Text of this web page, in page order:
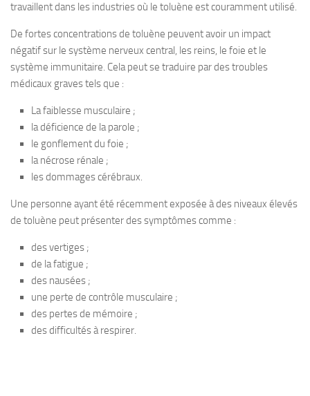
travaillent dans les industries où le toluène est couramment utilisé.
De fortes concentrations de toluène peuvent avoir un impact
négatif sur le système nerveux central, les reins, le foie et le
système immunitaire. Cela peut se traduire par des troubles
médicaux graves tels que :
La faiblesse musculaire ;
la déficience de la parole ;
le gonflement du foie ;
la nécrose rénale ;
les dommages cérébraux.
Une personne ayant été récemment exposée à des niveaux élevés
de toluène peut présenter des symptômes comme :
des vertiges ;
de la fatigue ;
des nausées ;
une perte de contrôle musculaire ;
des pertes de mémoire ;
des difficultés à respirer.